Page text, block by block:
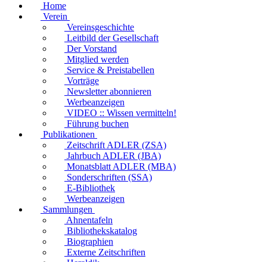
Home
Verein
Vereinsgeschichte
Leitbild der Gesellschaft
Der Vorstand
Mitglied werden
Service & Preistabellen
Vorträge
Newsletter abonnieren
Werbeanzeigen
VIDEO :: Wissen vermitteln!
Führung buchen
Publikationen
Zeitschrift ADLER (ZSA)
Jahrbuch ADLER (JBA)
Monatsblatt ADLER (MBA)
Sonderschriften (SSA)
E-Bibliothek
Werbeanzeigen
Sammlungen
Ahnentafeln
Bibliothekskatalog
Biographien
Externe Zeitschriften